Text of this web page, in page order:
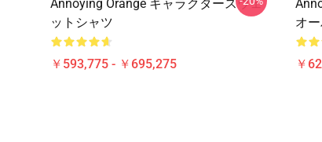
Annoying Orange キャラクタースウェ
ットシャツ
￥593,775 - ￥695,275
オ
￥